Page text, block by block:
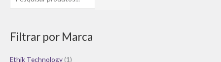
Filtrar por Marca
Ethik Technology (1)